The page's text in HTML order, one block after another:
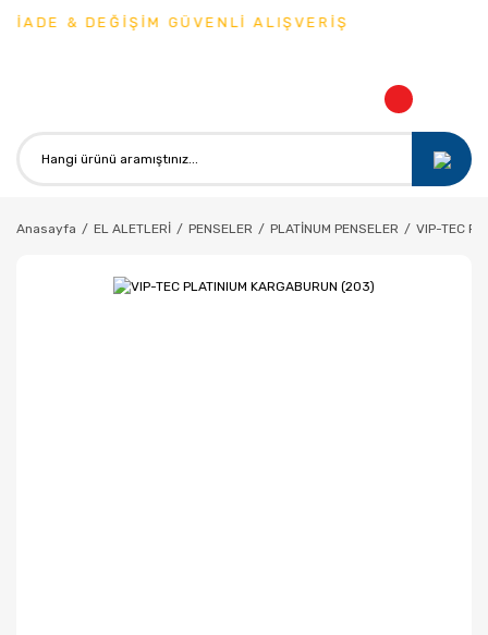
İADE & DEĞİŞİM GÜVENLİ ALIŞVERİŞ
Anasayfa EL ALETLERİ PENSELER PLATİNUM PENSELER VIP-TEC